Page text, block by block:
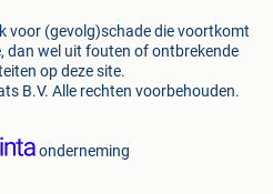
voor (gevolg)schade die voortkomt
dan wel uit fouten of ontbrekende
op deze site.
B.V. Alle rechten voorbehouden.
onderneming